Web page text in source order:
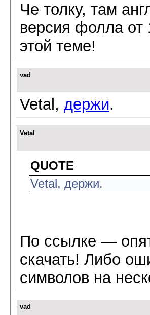
Че толку, там
версия фолла от
этой теме!
vad
Vetal, держи.
Vetal
QUOTE
Vetal, держи.
По ссылке —
скачать! Либо
символов на
vad